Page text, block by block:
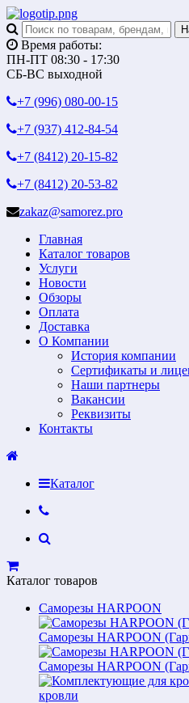
Время работы:
ПН-ПТ 08:30 - 17:30
СБ-ВС выходной
+7 (996) 080-00-15
+7 (937) 412-84-54
+7 (8412) 20-15-82
+7 (8412) 20-53-82
zakaz@samorez.pro
Главная
Каталог товаров
Услуги
Новости
Обзоры
Оплата
Доставка
О Компании
История компании
Сертификаты и
Наши партнеры
Вакансии
Реквизиты
Контакты
Каталог
Каталог товаров
Саморезы HARPOON
Саморезы HARPOON
Саморезы HARPOON
кровли